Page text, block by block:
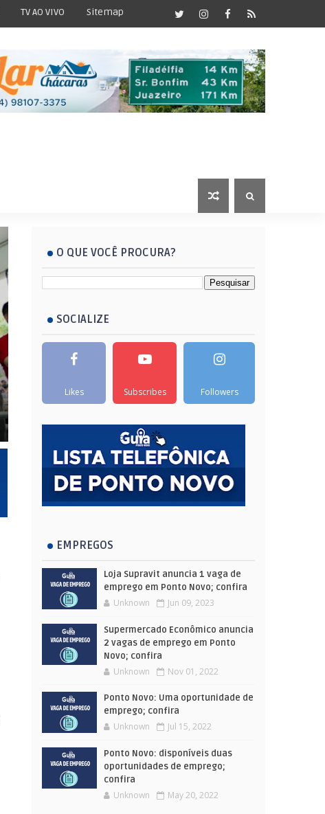
TV AO VIVO Sitemap
O QUE VOCÊ PROCURA?
SOCIALIZE
Likes Subscribes Followers
EMPREGOS
Loja Supravit anuncia 1 vaga de
emprego em Ponto Novo; confira
Unknown Jun 09, 2023
Supermercado Econômico anuncia
2 vagas de emprego em Ponto
Novo; confira
Unknown Nov 01, 2022
Ponto Novo: Uma oportunidade de
emprego; confira
Unknown Jul 15, 2022
Ponto Novo: disponíveis duas
oportunidades de emprego;
confira
Unknown May 20, 2022